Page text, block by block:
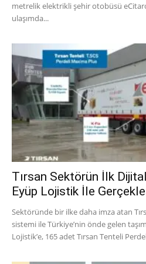
metrelik elektrikli şehir otobüsü
ulaşımda...
Tırsan Sektörün İlk
Eyüp Lojistik İle
Sektöründe bir ilke daha imza atan
sistemi ile Türkiye’nin önde gelen
Lojistik’e, 165 adet Tırsan Tenteli